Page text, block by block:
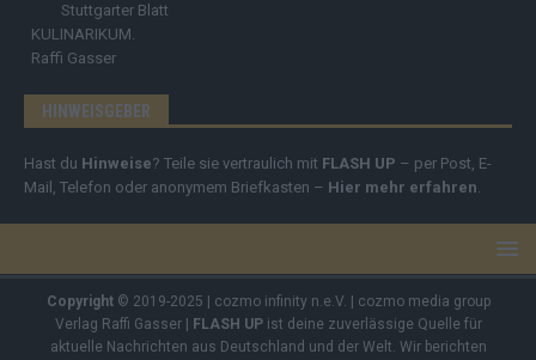
Stuttgarter Blatt
KULINARIKUM.
Raffi Gasser
HINWEISGEBER
Hast du Hinweise? Teile sie vertraulich mit FLASH UP – per Post, E-
Mail, Telefon oder anonymem Briefkasten – Hier mehr erfahren.
Copyright© 2019-2025 | cozmo infinity n.e.V. | cozmo media group
Verlag Raffi Gasser |
FLASH UPist deine zuverlässige Quelle für
aktuelle Nachrichten aus Deutschland und der Welt. Wir berichten